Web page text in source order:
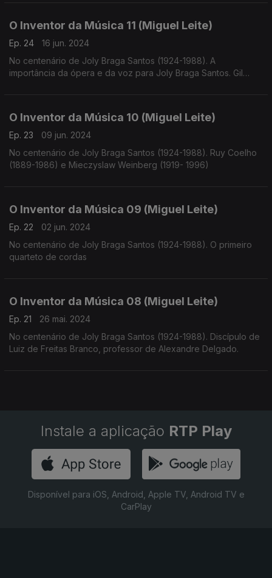
O Inventor da Música 11 (Miguel Leite)
Ep. 24
16 jun. 2024
No centenário de Joly Braga Santos (1924-1988). A
importância da ópera e da voz para Joly Braga Santos. Gil
O Inventor da Música 10 (Miguel Leite)
Ep. 23
09 jun. 2024
No centenário de Joly Braga Santos (1924-1988). Ruy Coelho
(1889-1986) e Mieczyslaw Weinberg (1919- 1996)
O Inventor da Música 09 (Miguel Leite)
Ep. 22
02 jun. 2024
No centenário de Joly Braga Santos (1924-1988). O primeiro
quarteto de cordas
O Inventor da Música 08 (Miguel Leite)
Ep. 21
26 mai. 2024
No centenário de Joly Braga Santos (1924-1988). Discípulo de
Luiz de Freitas Branco, professor de Alexandre Delgado.
Instale a aplicação RTP Play
Disponível para iOS, Android, Apple TV, Android TV e
CarPlay